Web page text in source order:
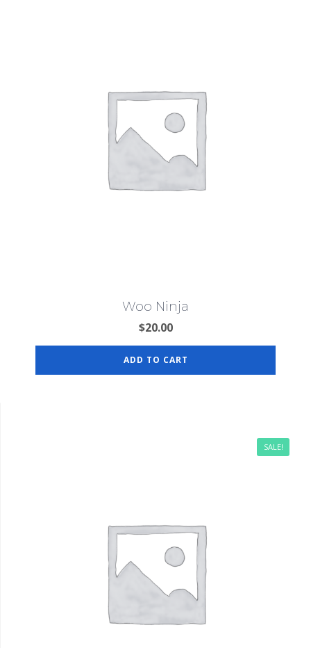
Woo Ninja
$20.00
ADD TO CART
SALE!